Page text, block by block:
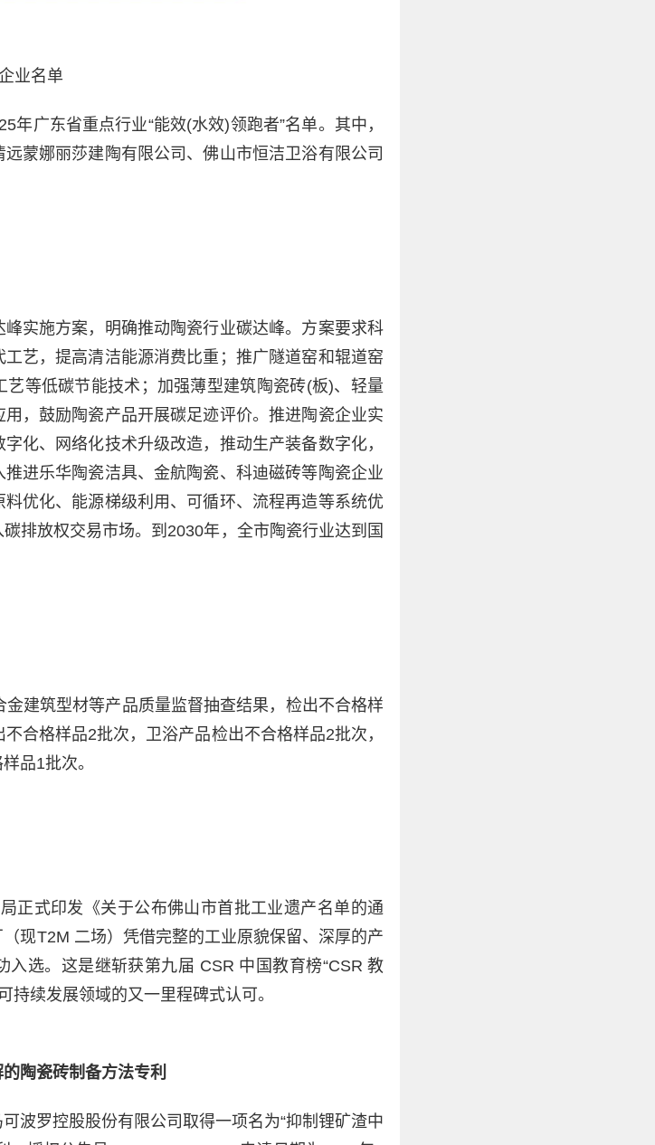
业名单
广东省重点行业“能效(水效)领跑者”名单。其中，
蒙娜丽莎建陶有限公司、佛山市恒洁卫浴有限公司
实施方案，明确推动陶瓷行业碳达峰。方案要求科
艺，提高清洁能源消费比重；推广隧道窑和辊道窑
等低碳节能技术；加强薄型建筑陶瓷砖(板)、轻量
，鼓励陶瓷产品开展碳足迹评价。推进陶瓷企业实
化、网络化技术升级改造，推动生产装备数字化，
进乐华陶瓷洁具、金航陶瓷、科迪磁砖等陶瓷企业
优化、能源梯级利用、可循环、流程再造等系统优
排放权交易市场。到2030年，全市陶瓷行业达到国
建筑型材等产品质量监督抽查结果，检出不合格样
合格样品2批次，卫浴产品检出不合格样品2批次，
品1批次。
正式印发《关于公布佛山市首批工业遗产名单的通
现T2M 二场）凭借完整的工业原貌保留、深厚的产
选。这是继斩获第九届 CSR 中国教育榜“CSR 教
持续发展领域的又一里程碑式认可。
陶瓷砖制备方法专利
波罗控股股份有限公司取得一项名为“抑制锂矿渣中